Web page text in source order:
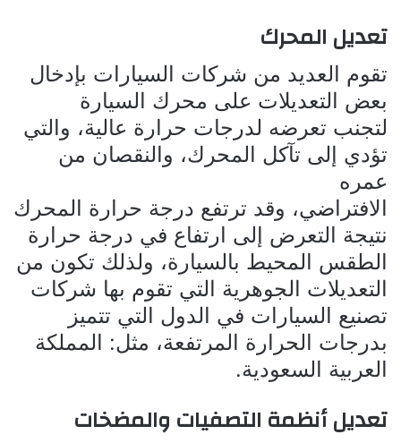
تعديل المحرك
تقوم العديد من شركات السيارات بإدخال
بعض التعديلات على محرك السيارة
لتجنب تعرضه لدرجات حرارة عالية، والتي
تؤدي إلى تآكل المحرك، والنقصان من
عمره
الافتراضي، وقد ترتفع درجة حرارة المحرك
نتيجة التعرض إلى ارتفاع في درجة حرارة
الطقس المحيط بالسيارة، ولذلك تكون من
التعديلات الجوهرية التي تقوم بها شركات
تصنيع السيارات في الدول التي تتميز
بدرجات الحرارة المرتفعة، مثل: المملكة
العربية السعودية.
تعديل أنظمة التصفيات والمضخات